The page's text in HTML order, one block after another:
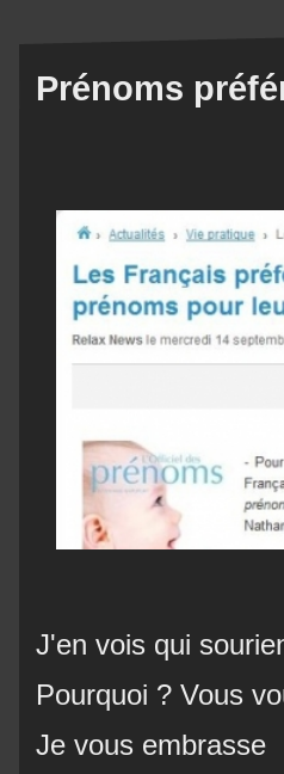
Prénoms
J'en vois qui
Pourquoi ? Vous
Je vous embrasse